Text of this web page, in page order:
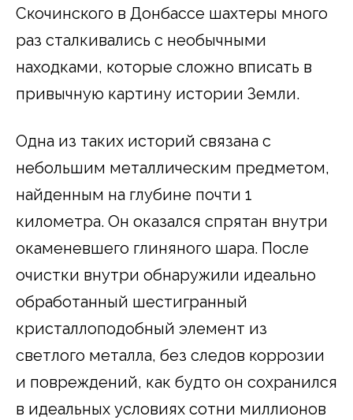
Скочинского в Донбассе шахтеры много
раз сталкивались с необычными
находками, которые сложно вписать в
привычную картину истории Земли.
Одна из таких историй связана с
небольшим металлическим предметом,
найденным на глубине почти 1
километра. Он оказался спрятан внутри
окаменевшего глиняного шара. После
очистки внутри обнаружили идеально
обработанный шестигранный
кристаллоподобный элемент из
светлого металла, без следов коррозии
и повреждений, как будто он сохранился
в идеальных условиях сотни миллионов